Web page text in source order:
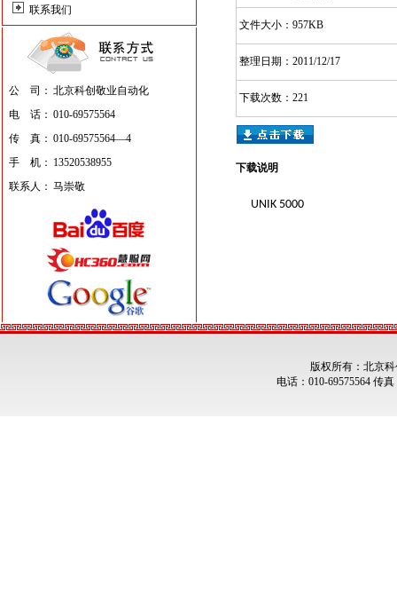
联系我们
公 司： 北京科创敬业自动化
电 话： 010-69575564
传 真： 010-69575564—4
手 机： 13520538955
联系人： 马崇敬
文件大小：957KB
整理日期：2011/12/17
下载次数：221
下载说明
UNIK 5000
版权所有：北京
电话：010-69575564 传